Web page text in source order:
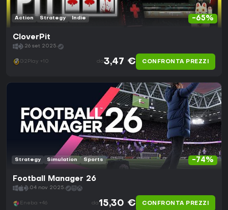
-65%
Action Strategy Indie
CloverPit
26 set 2025
G2Play +10 da3,47 € CONFRONTA PREZZI
-74%
Strategy Simulation Sports
Football Manager 26
04 nov 2025
Eneba +46 da 15,30 € CONFRONTA PREZZI